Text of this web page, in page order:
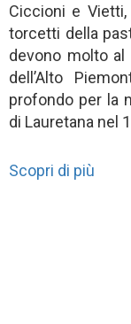
Ciccioni e
torcetti della
devono molto
dell’Alto
profondo per la
di Lauretana nel
Scopri di più